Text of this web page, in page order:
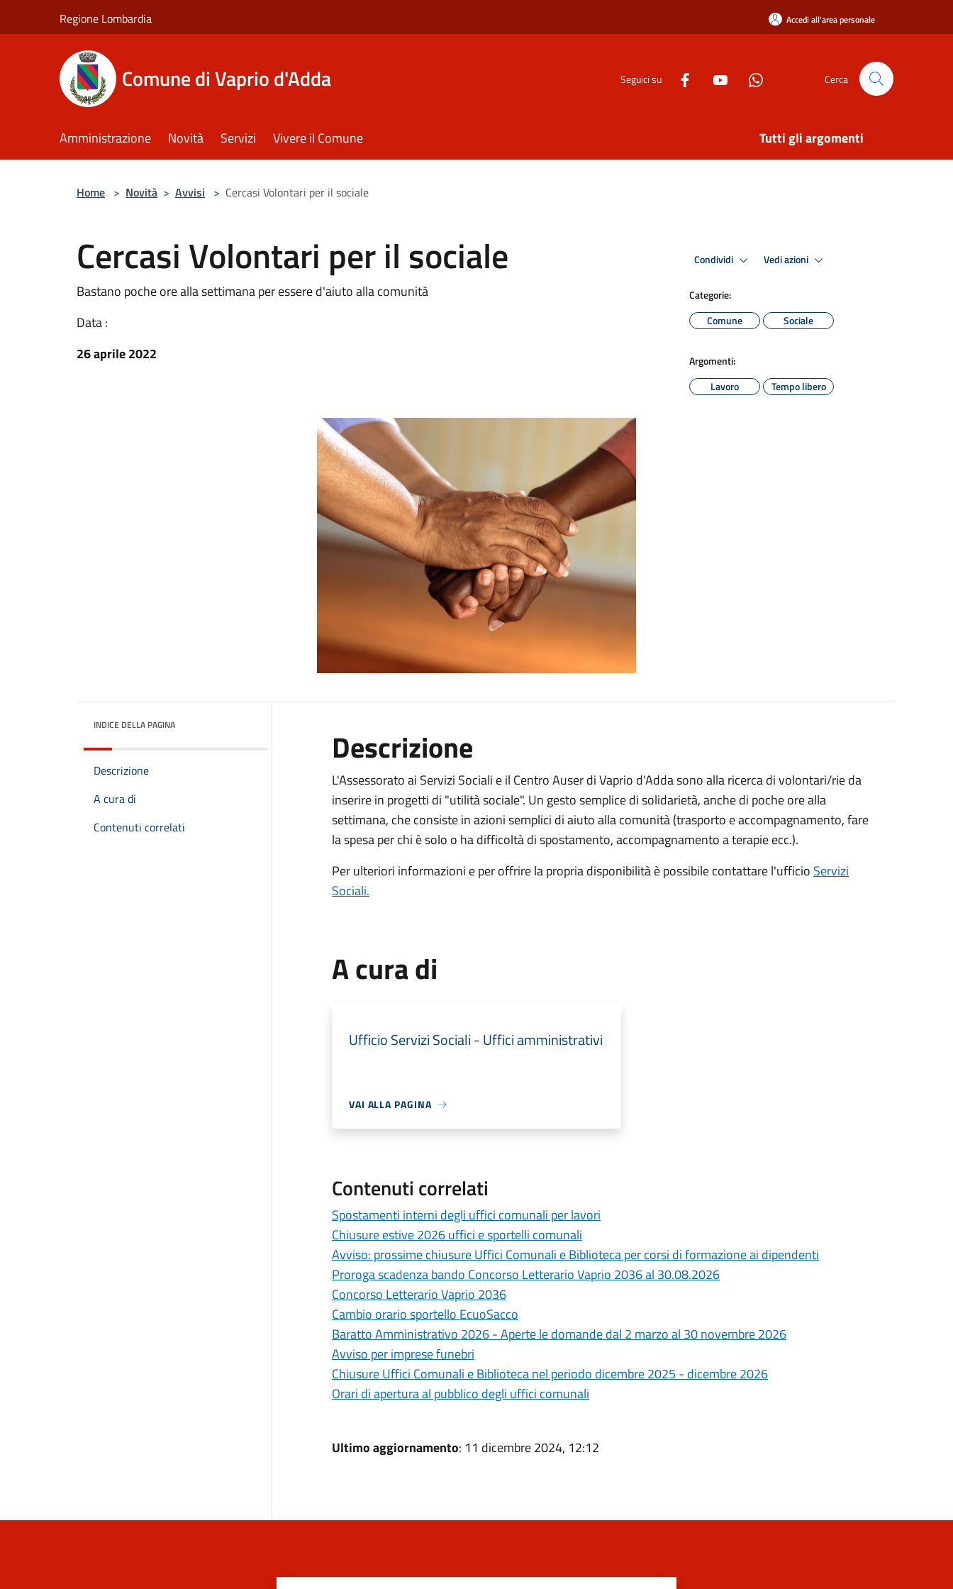
Regione Lombardia Accedi all'area personale
Comune di Vaprio d'Adda Seguici su Cerca
Amministrazione Novità Servizi Vivere il Comune Tutti gli argomenti
Home > Novità > Avvisi > Cercasi Volontari per il sociale
Cercasi Volontari per il sociale
Bastano poche ore alla settimana per essere d'aiuto alla comunità
Data :
26 aprile 2022
Condividi Vedi azioni
Categorie:
Comune
Sociale
Argomenti:
Lavoro
Tempo libero
INDICE DELLA PAGINA
Descrizione
A cura di
Contenuti correlati
Descrizione
L'Assessorato ai Servizi Sociali e il Centro Auser di Vaprio d'Adda sono alla ricerca di volontari/rie da
inserire in progetti di "utilità sociale". Un gesto semplice di solidarietà, anche di poche ore alla
settimana, che consiste in azioni semplici di aiuto alla comunità (trasporto e accompagnamento, fare
la spesa per chi è solo o ha difficoltà di spostamento, accompagnamento a terapie ecc.).
Per ulteriori informazioni e per offrire la propria disponibilità è possibile contattare l'ufficio Servizi
Sociali.
A cura di
Ufficio Servizi Sociali - Uffici amministrativi
VAI ALLA PAGINA
Contenuti correlati
Spostamenti interni degli uffici comunali per lavori
Chiusure estive 2026 uffici e sportelli comunali
Avviso: prossime chiusure Uffici Comunali e Biblioteca per corsi di formazione ai dipendenti
Proroga scadenza bando Concorso Letterario Vaprio 2036 al 30.08.2026
Concorso Letterario Vaprio 2036
Cambio orario sportello EcuoSacco
Baratto Amministrativo 2026 - Aperte le domande dal 2 marzo al 30 novembre 2026
Avviso per imprese funebri
Chiusure Uffici Comunali e Biblioteca nel periodo dicembre 2025 - dicembre 2026
Orari di apertura al pubblico degli uffici comunali
Ultimo aggiornamento: 11 dicembre 2024, 12:12